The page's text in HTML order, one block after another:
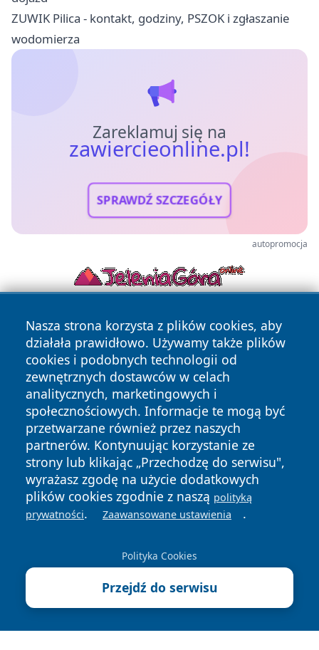
ZUWIK Pilica - kontakt, godziny, PSZOK i zgłaszanie
wodomierza
Zareklamuj się na
zawiercieonline.pl!
SPRAWDŹ SZCZEGÓŁY
autopromocja
Nasza strona korzysta z plików cookies, aby
działała prawidłowo. Używamy także plików
cookies i podobnych technologii od
zewnętrznych dostawców w celach
analitycznych, marketingowych i
społecznościowych. Informacje te mogą być
przetwarzane również przez naszych
partnerów. Kontynuując korzystanie ze
strony lub klikając „Przechodzę do serwisu",
wyrażasz zgodę na użycie dodatkowych
plików cookies zgodnie z naszą polityką
prywatności. Zaawansowane ustawienia .
Polityka Cookies
Przejdź do serwisu
Copyright © 2026 zawiercieonline.pl Wszystkie prawa
zastrzeżone.
News Autorzy
Polityka
Prywatności
Polityka
Cookies